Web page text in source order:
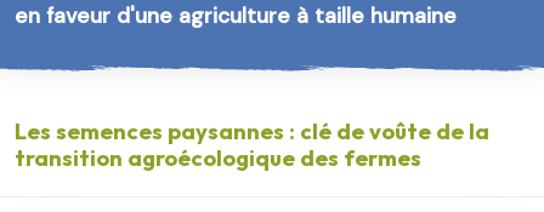
en faveur d'une agriculture à taille humaine
Les semences paysannes : clé de voûte de la
transition agroécologique des fermes